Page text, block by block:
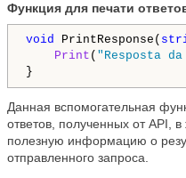
Функция для печати
void PrintResponse(
Print ( "Resposta
Данная вспомогательная
ответов, полученных от API,
полезную информацию о
отправленного запроса.